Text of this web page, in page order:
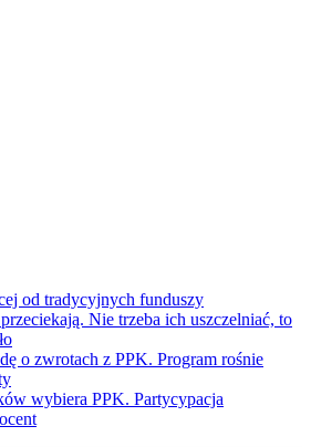
od tradycyjnych funduszy
Nie trzeba ich uszczelniać, to
o zwrotach z PPK. Program rośnie
wybiera PPK. Partycypacja